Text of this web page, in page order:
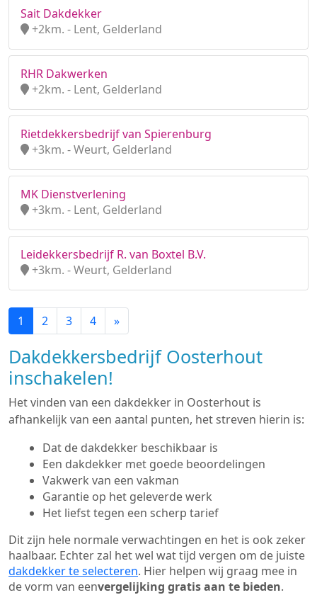
Sait Dakdekker
+2km. - Lent, Gelderland
RHR Dakwerken
+2km. - Lent, Gelderland
Rietdekkersbedrijf van Spierenburg
+3km. - Weurt, Gelderland
MK Dienstverlening
+3km. - Lent, Gelderland
Leidekkersbedrijf R. van Boxtel B.V.
+3km. - Weurt, Gelderland
1 2 3 4 »
Dakdekkersbedrijf Oosterhout
inschakelen!
Het vinden van een dakdekker in Oosterhout is
afhankelijk van een aantal punten, het streven hierin is:
Dat de dakdekker beschikbaar is
Een dakdekker met goede beoordelingen
Vakwerk van een vakman
Garantie op het geleverde werk
Het liefst tegen een scherp tarief
Dit zijn hele normale verwachtingen en het is ook zeker
haalbaar. Echter zal het wel wat tijd vergen om de juiste
dakdekker te selecteren. Hier helpen wij graag mee in
de vorm van eenvergelijking gratis aan te bieden.